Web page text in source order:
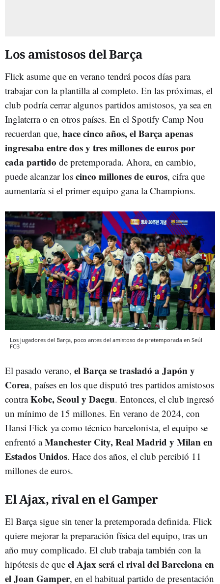
Los amistosos del Barça
Flick asume que en verano tendrá pocos días para
trabajar con la plantilla al completo. En las próximas, el
club podría cerrar algunos partidos amistosos, ya sea en
Inglaterra o en otros países. En el Spotify Camp Nou
recuerdan que, hace cinco años, el Barça apenas
ingresaba entre dos y tres millones de euros por
cada partido de pretemporada. Ahora, en cambio,
puede alcanzar los cinco millones de euros, cifra que
aumentaría si el primer equipo gana la Champions.
Los jugadores del Barça, poco antes del amistoso de pretemporada en Seúl
FCB
El pasado verano, el Barça se trasladó a Japón y
Corea, países en los que disputó tres partidos amistosos
contraKobe, Seoul y Daegu. Entonces, el club ingresó
un mínimo de 15 millones. En verano de 2024, con
Hansi Flick ya como técnico barcelonista, el equipo se
enfrentó aManchester City, Real Madrid y Milan en
Estados Unidos. Hace dos años, el club percibió 11
millones de euros.
El Ajax, rival en el Gamper
El Barça sigue sin tener la pretemporada definida. Flick
quiere mejorar la preparación física del equipo, tras un
año muy complicado. El club trabaja también con la
hipótesis de que el Ajax será el rival del Barcelona en
el Joan Gamper, en el habitual partido de presentación